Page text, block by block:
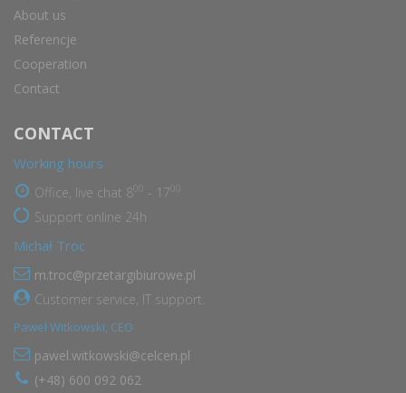
About us
Referencje
Cooperation
Contact
CONTACT
Working hours
Office, live chat 8 - 17
Support online 24h
Michał Troc
m.troc@przetargibiurowe.pl
Customer service, IT support.
Paweł Witkowski, CEO
pawel.witkowski@celcen.pl
(+48) 600 092 062